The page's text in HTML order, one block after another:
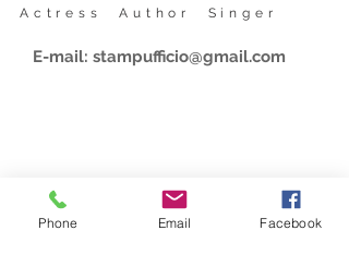
Actress Author Singer
E-mail: stampufficio@gmail.com
Phone Email Facebook